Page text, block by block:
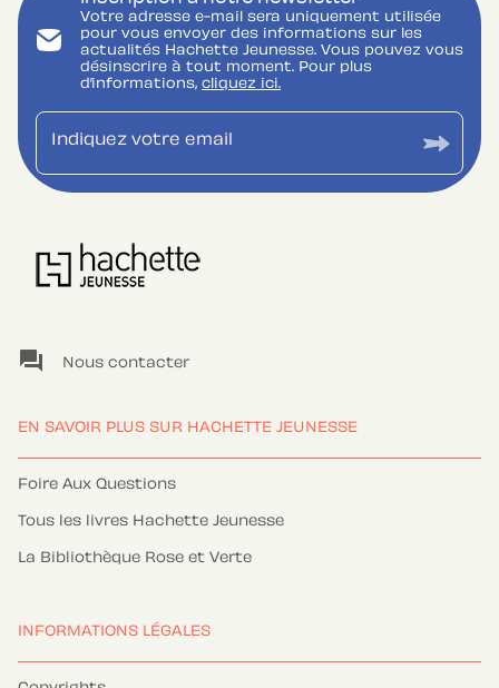
Votre adresse e-mail sera uniquement utilisée
pour vous envoyer des informations sur les
actualités Hachette Jeunesse. Vous pouvez vous
désinscrire à tout moment. Pour plus
d’informations, cliquez ici.
Indiquez votre email
question_answer Nous contacter
EN SAVOIR PLUS SUR HACHETTE JEUNESSE
Foire Aux Questions
Tous les livres Hachette Jeunesse
La Bibliothèque Rose et Verte
INFORMATIONS LÉGALES